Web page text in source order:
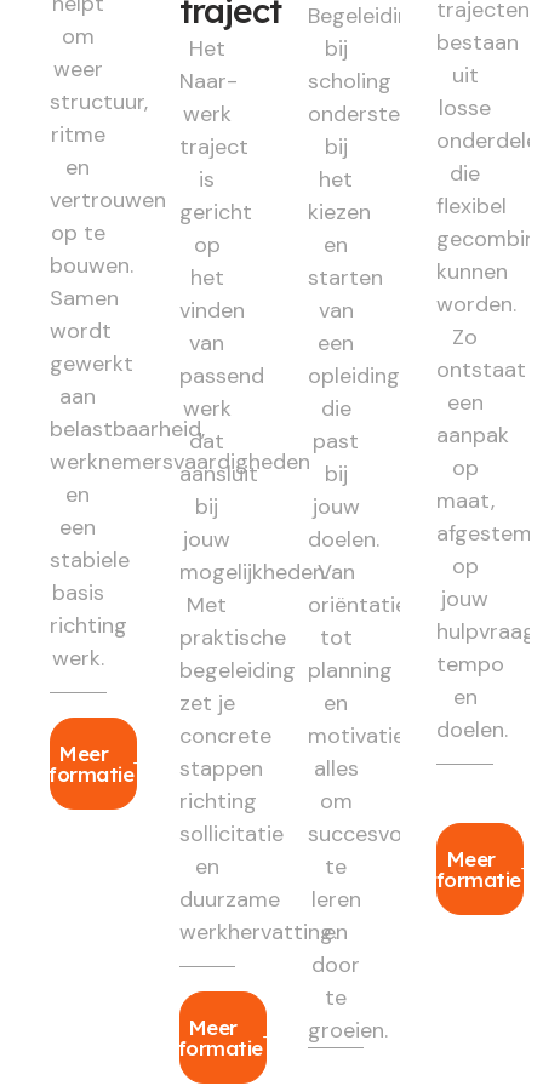
om
weer
structuur,
ritme
en
vertrouwen
op te
bouwen.
Samen
wordt
gewerkt
aan
belastbaarheid,
werknemersvaardigheden
en
een
stabiele
basis
richting
werk.
Meer
informatie
traject
Het
Naar-
werk
traject
is
gericht
op
het
vinden
van
passend
werk
dat
aansluit
bij
jouw
mogelijkheden.
Met
praktische
begeleiding
zet je
concrete
stappen
richting
sollicitatie
en
duurzame
werkhervatting.
Meer
informatie
Begeleiding
bij
scholing
ondersteunt
bij
het
kiezen
en
starten
van
een
opleiding
die
past
bij
jouw
doelen.
Van
oriëntatie
tot
planning
en
motivatie:
alles
om
succesvol
te
leren
en
door
te
groeien.
trajecten
bestaan
uit
losse
die
flexibel
kunnen
worden.
Zo
ontstaat
een
aanpak
op
maat,
op
jouw
hulpvraag,
tempo
en
doelen.
Meer
informatie